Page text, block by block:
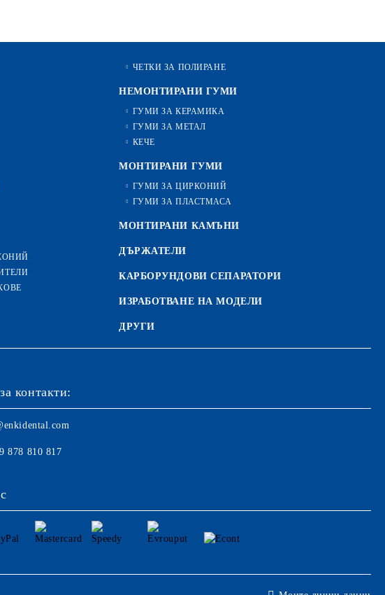
ЧЕТКИ ЗА ПОЛИРАНЕ
НЕМОНТИРАНИ ГУМИ
ГУМИ ЗА КЕРАМИКА
ГУМИ ЗА МЕТАЛ
КЕЧЕ
МОНТИРАНИ ГУМИ
ГУМИ ЗА ЦИРКОНИЙ
ГУМИ ЗА ПЛАСТМАСА
МОНТИРАНИ КАМЪНИ
ДЪРЖАТЕЛИ
КАРБОРУНДОВИ СЕПАРАТОРИ
ИЗРАБОТВАНЕ НА МОДЕЛИ
ДРУГИ
контакти:
878 810 817